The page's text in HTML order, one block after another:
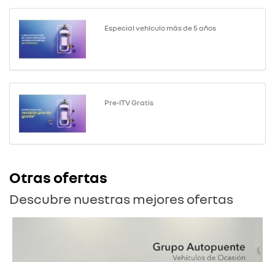
Especial vehículo más de 5 años
Pre-ITV Gratis
Otras ofertas
Descubre nuestras mejores ofertas